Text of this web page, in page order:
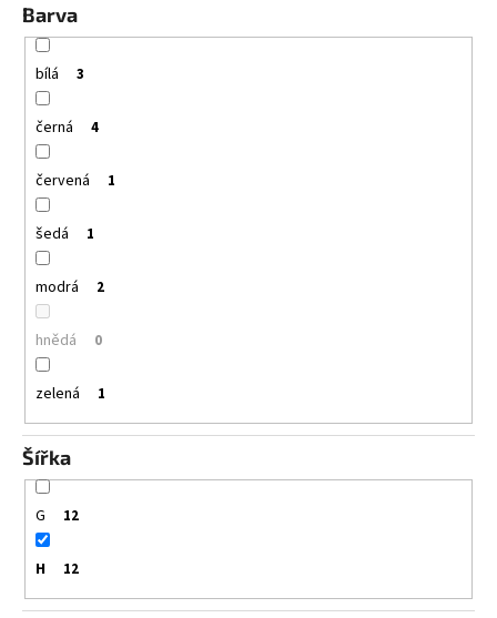
Barva
bílá 3
černá 4
červená 1
šedá 1
modrá 2
hnědá 0
zelená 1
Šířka
G 12
H 12